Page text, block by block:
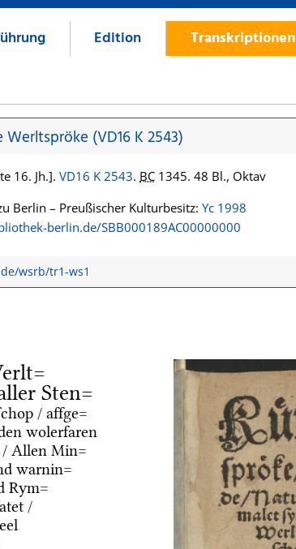
Edition Transkriptionen
(VD16 K 2543)
16. Jh.]. VD16 K 2543. BC 1345. 48 Bl., Oktav
Berlin – Preußischer Kulturbesitz: Yc 1998
berlin.de/SBB000189AC00000000
wsrb/tr1-ws1
Sten=
/ affge=
wolerfaren
/ Allen Min=
warnin=
Rym=
/